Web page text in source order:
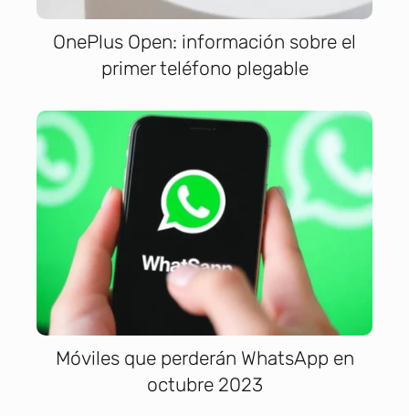
OnePlus Open: información sobre el
primer teléfono plegable
Móviles que perderán WhatsApp en
octubre 2023